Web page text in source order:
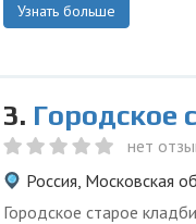
Узнать больше
3. Городское
нет
Россия, Московская
Городское старое